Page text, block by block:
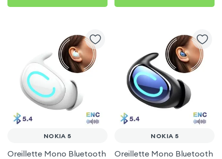
NOKIA 5
Oreillette Mono Bluetooth
NOKIA 5
Oreillette Mono Bluetooth